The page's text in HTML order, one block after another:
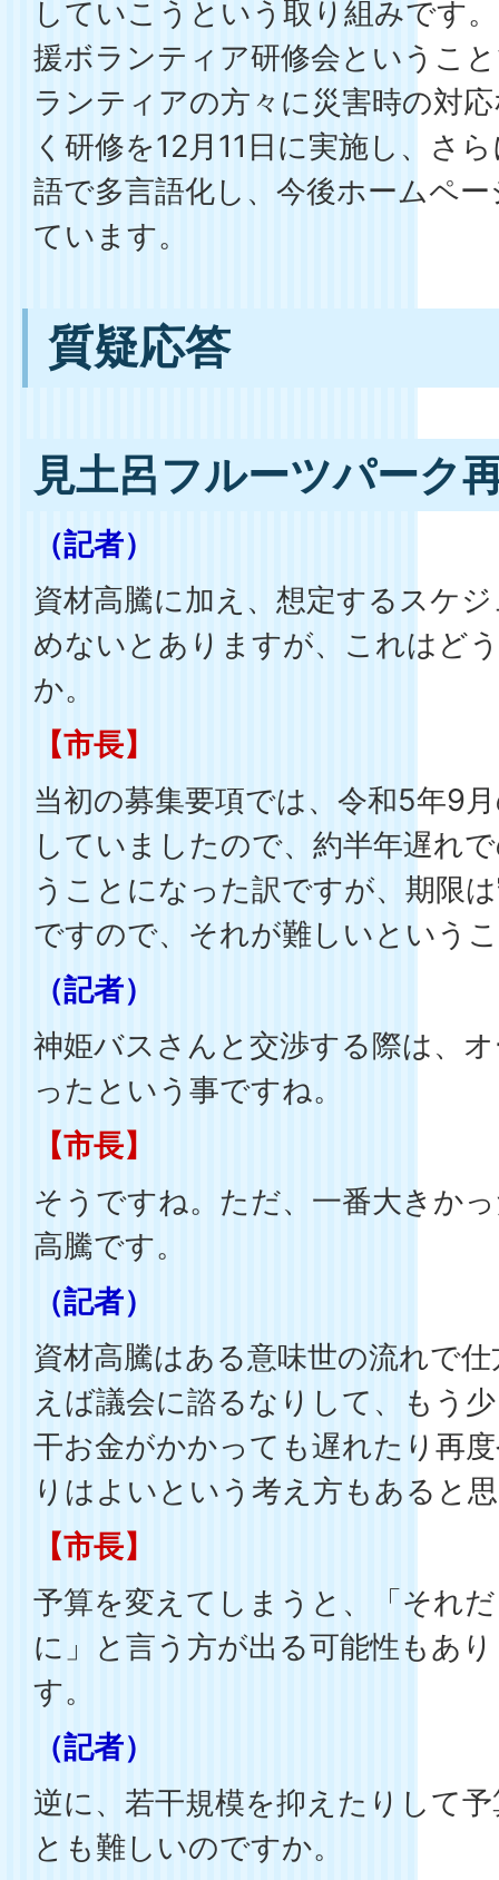
していこうという取り組みです
援ボランティア研修会というこ
ランティアの方々に災害時の対
く研修を12月11日に実施し、さ
語で多言語化し、今後ホームペ
ています。
質疑応答
見土呂フルーツパーク
（記者）
資材高騰に加え、想定するスケ
めないとありますが、これはど
か。
【市長】
当初の募集要項では、令和5年9
していましたので、約半年遅れ
うことになった訳ですが、期限
ですので、それが難しいという
（記者）
神姫バスさんと交渉する際は、
ったという事ですね。
【市長】
そうですね。ただ、一番大きか
高騰です。
（記者）
資材高騰はある意味世の流れで
えば議会に諮るなりして、もう
干お金がかかっても遅れたり再
りはよいという考え方もあると
【市長】
予算を変えてしまうと、「それ
に」と言う方が出る可能性もあ
す。
（記者）
逆に、若干規模を抑えたりして
とも難しいのですか。